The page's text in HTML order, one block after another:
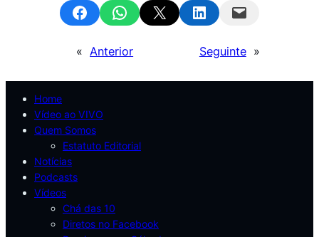
Share on FacebookShare on WhatsApp
Email this Page Share on LinkedInEmail this Page
« Anterior Seguinte »
Home
Vídeo ao VIVO
Quem Somos
Estatuto Editorial
Notícias
Podcasts
Vídeos
Chá das 10
Diretos no Facebook